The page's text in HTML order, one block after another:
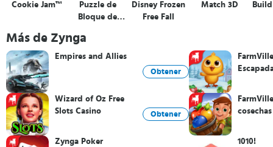
Cookie Jam™
Puzzle de
Bloque de
Disney Frozen
Free Fall
Match 3D
Más de Zynga
Empires and Allies
Obtener
Wizard of Oz Free
Slots Casino
Obtener
Zynga Poker
cosechas
1010!